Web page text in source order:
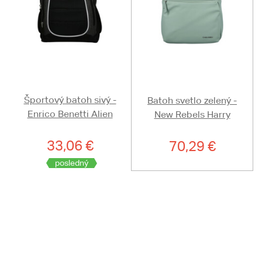
Športový batoh sivý -
Enrico Benetti Alien
33,06 €
posledný
Batoh svetlo zelený -
New Rebels Harry
70,29 €